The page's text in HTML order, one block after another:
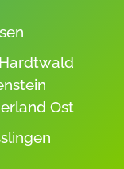
Hardtwald
Ost